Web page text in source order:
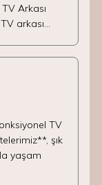
Arkası
arkası…
TV
şık
yaşam